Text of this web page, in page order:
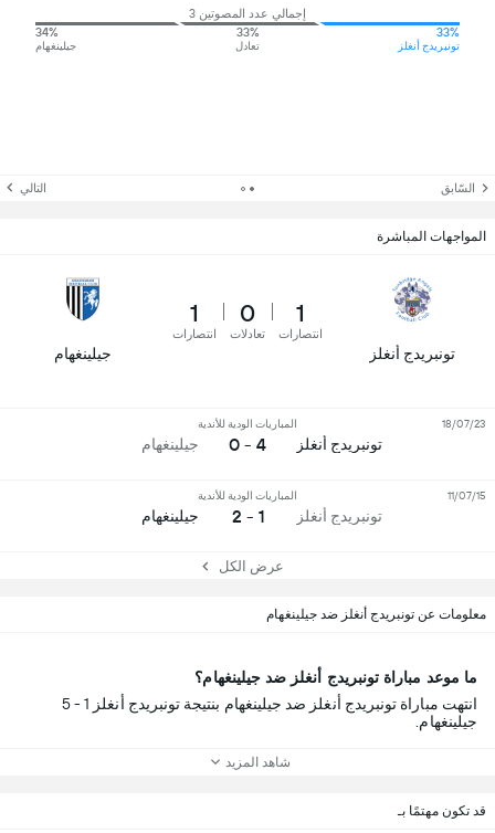
إجمالي عدد المصوتين 3
33%
تونبريدج أنغلز
33%
تعادل
34%
جيلينغهام
السّابق التالي
المواجهات المباشرة
تونبريدج أنغلز
1
انتصارات
0
تعادلات
1
انتصارات
جيلينغهام
تونبريدج أنغلز
المباريات الودية للأندية
4 - 0 جيلينغهام
18/07/23
تونبريدج أنغلز
المباريات الودية للأندية
1 - 2 جيلينغهام
11/07/15
عرض الكل
معلومات عن تونبريدج أنغلز ضد جيلينغهام
ما موعد مباراة تونبريدج أنغلز ضد جيلينغهام؟
انتهت مباراة تونبريدج أنغلز ضد جيلينغهام بنتيجة تونبريدج أنغلز 1 - 5
جيلينغهام.
شاهد المزيد
قد تكون مهتمًا بـ